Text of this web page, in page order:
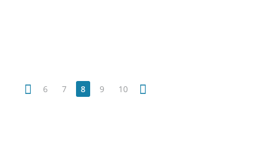
6 7 8 9 10